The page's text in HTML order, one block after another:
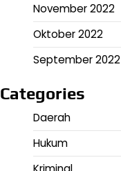
November 2022
Oktober 2022
September 2022
Categories
Daerah
Hukum